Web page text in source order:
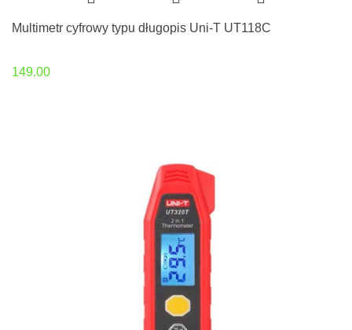
Multimetr cyfrowy typu długopis Uni-T UT118C
149.00